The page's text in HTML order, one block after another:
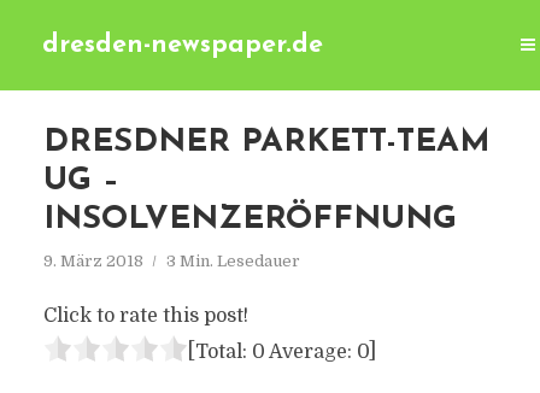
dresden-newspaper.de
DRESDNER PARKETT-TEAM
UG –
INSOLVENZERÖFFNUNG
9. März 2018 3 Min. Lesedauer
Click to rate this post!
[Total: 0 Average: 0]